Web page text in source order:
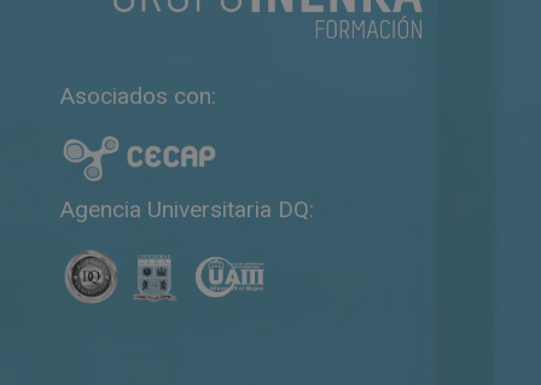
Asociados con:
Agencia Universitaria DQ: